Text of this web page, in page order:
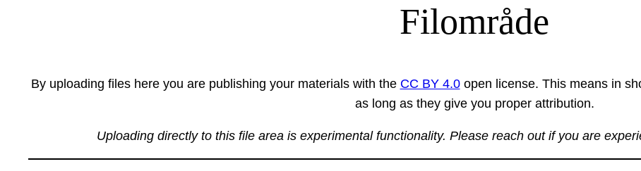
Filområde
By uploading files here you are publishing your materials with the CC BY 4.0open license. This means in
as long as they give you proper attribution.
Uploading directly to this file area is experimental functionality. Please reach out if you are